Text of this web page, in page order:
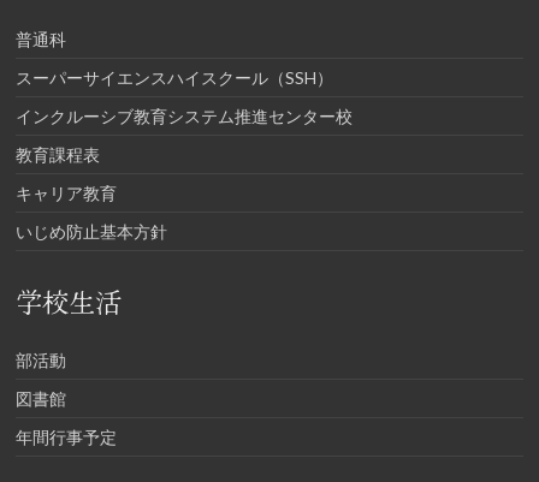
普通科
スーパーサイエンスハイスクール（SSH）
インクルーシブ教育システム推進センター校
教育課程表
キャリア教育
いじめ防止基本方針
学校生活
部活動
図書館
年間行事予定